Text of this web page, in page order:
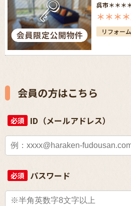
呉市＊＊＊
＊＊＊＊
リフォー
会員の方はこちら
必須 ID（メールアドレス）
必須 パスワード